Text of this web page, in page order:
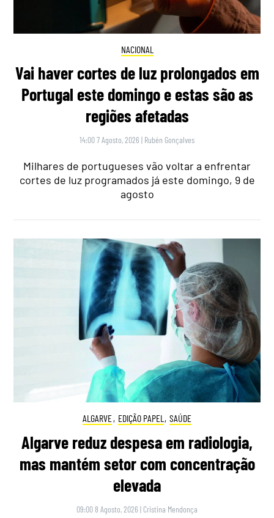
NACIONAL
Vai haver cortes de luz prolongados em
Portugal este domingo e estas são as
regiões afetadas
14:00 7 Agosto, 2026 | Rubén Gonçalves
Milhares de portugueses vão voltar a enfrentar
cortes de luz programados já este domingo, 9 de
agosto
ALGARVE, EDIÇÃO PAPEL , SAÚDE
Algarve reduz despesa em radiologia,
mas mantém setor com concentração
elevada
09:00 8 Agosto, 2026 | Cristina Mendonça